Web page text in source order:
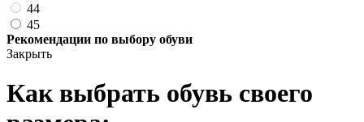
44
45
Рекомендации по выбору обуви
Закрыть
Как выбрать обувь своего